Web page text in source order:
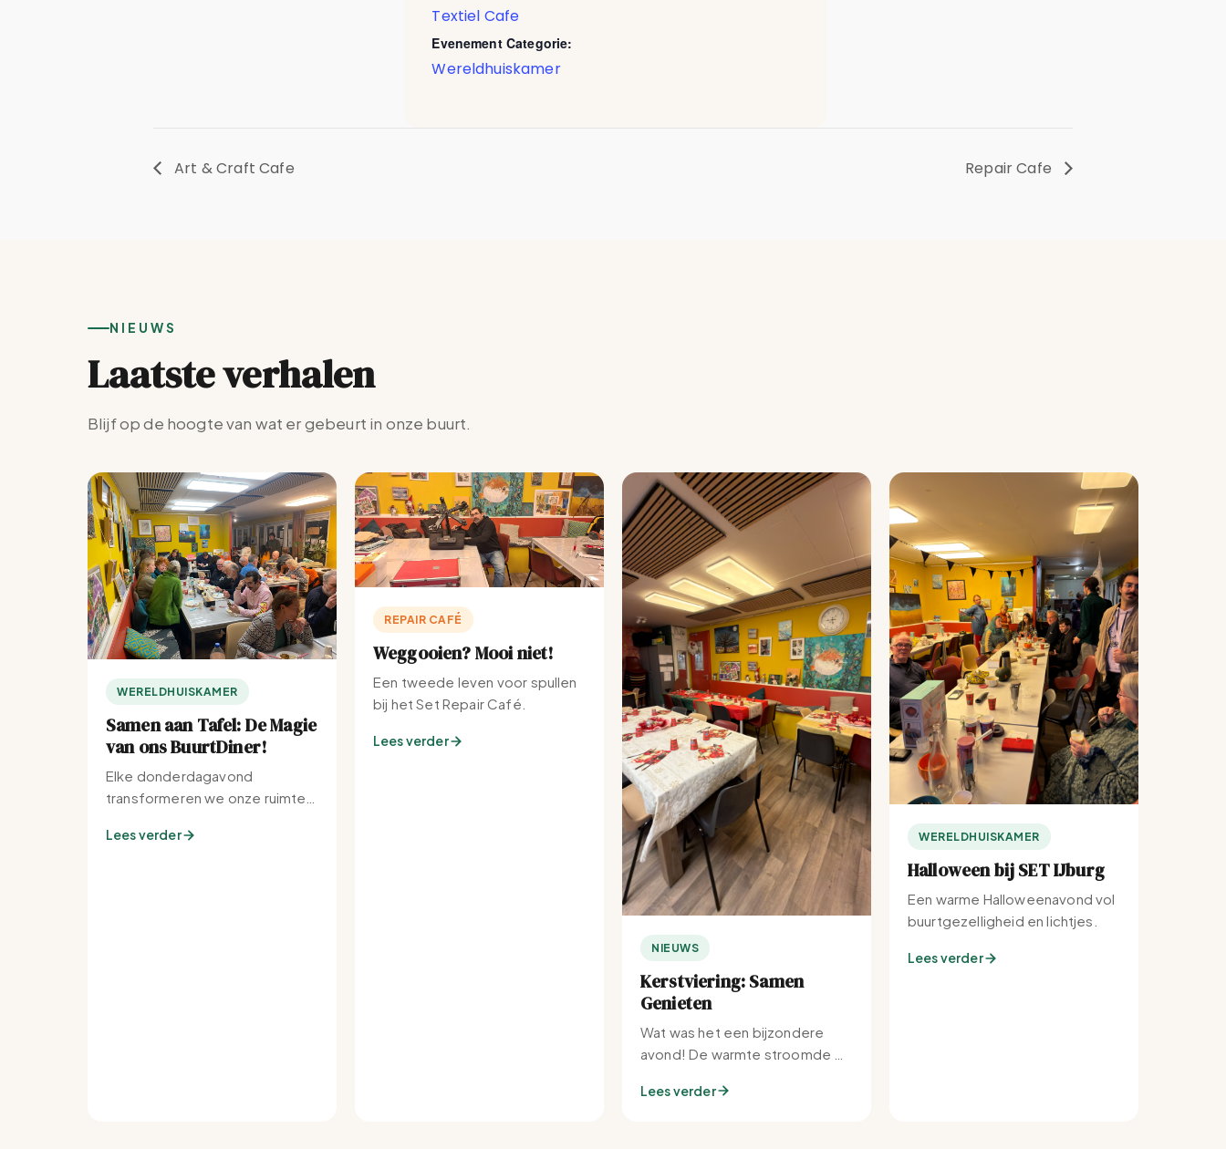
Textiel Cafe
Evenement Categorie:
Wereldhuiskamer
Art & Craft Cafe Repair Cafe
NIEUWS
Laatste verhalen
Blijf op de hoogte van wat er gebeurt in onze buurt.
WERELDHUISKAMER
Samen aan Tafel: De Magie
van ons BuurtDiner!
Elke donderdagavond
transformeren we onze ruimte
buurt.
Lees verder
REPAIR CAFÉ
Weggooien? Mooi niet!
Een tweede leven voor spullen
bij het Set Repair Café.
Lees verder
NIEUWS
Kerstviering: Samen
Genieten
Wat was het een bijzondere
avond! De warmte stroomde bij
Lees verder
WERELDHUISKAMER
Halloween bij SET IJburg
Een warme Halloweenavond vol
buurtgezelligheid en lichtjes.
Lees verder